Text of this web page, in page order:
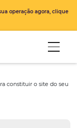
sua operação